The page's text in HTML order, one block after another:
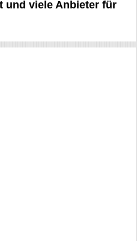
und viele Anbieter für